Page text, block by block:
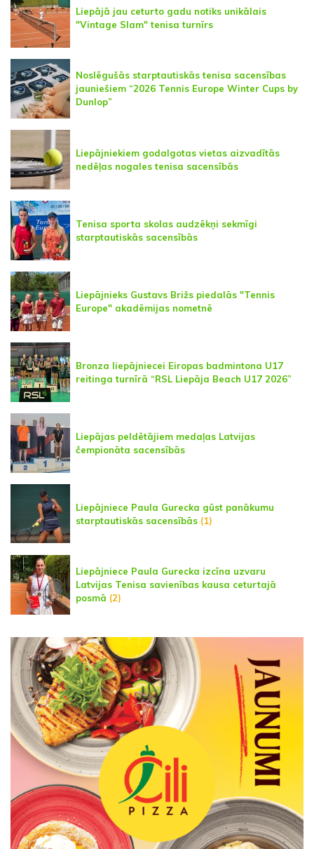
Liepājā jau ceturto gadu notiks unikālais
"Vintage Slam" tenisa turnīrs
Noslēgušās starptautiskās tenisa sacensības
jauniešiem “2026 Tennis Europe Winter Cups by
Dunlop”
Liepājniekiem godalgotas vietas aizvadītās
nedēļas nogales tenisa sacensībās
Tenisa sporta skolas audzēkņi sekmīgi
starptautiskās sacensībās
Liepājnieks Gustavs Brižs piedalās "Tennis
Europe" akadēmijas nometnē
Bronza liepājniecei Eiropas badmintona U17
reitinga turnīrā “RSL Liepāja Beach U17 2026”
Liepājas peldētājiem medaļas Latvijas
čempionāta sacensībās
Liepājniece Paula Gurecka gūst panākumu
starptautiskās sacensībās (1)
Liepājniece Paula Gurecka izcīna uzvaru
Latvijas Tenisa savienības kausa ceturtajā
posmā (2)